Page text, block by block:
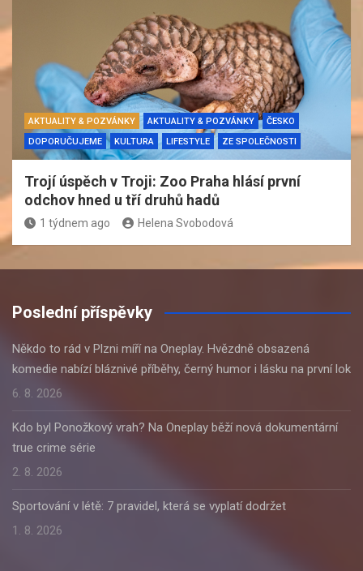
AKTUALITY & POZVÁNKY AKTUALITY & POZVÁNKY
ČESKO
DOPORUČUJEME
KULTURA LIFESTYLE ZE SPOLEČNOSTI
Trojí úspěch v Troji: Zoo Praha hlásí první
odchov hned u tří druhů hadů
1 týdnem ago Helena Svobodová
Poslední příspěvky
Někdo to rád v Plzni míří na Oneplay. Hvězdně obsazená
komedie nabízí bláznivé příběhy, černý humor i lásku na první lok
6. 8. 2026
Kdo byl Ponožkový vrah? Na Oneplay běží nová dokumentární
true crime série
2. 8. 2026
Sportování v létě: 7 pravidel, která se vyplatí dodržet
1. 8. 2026